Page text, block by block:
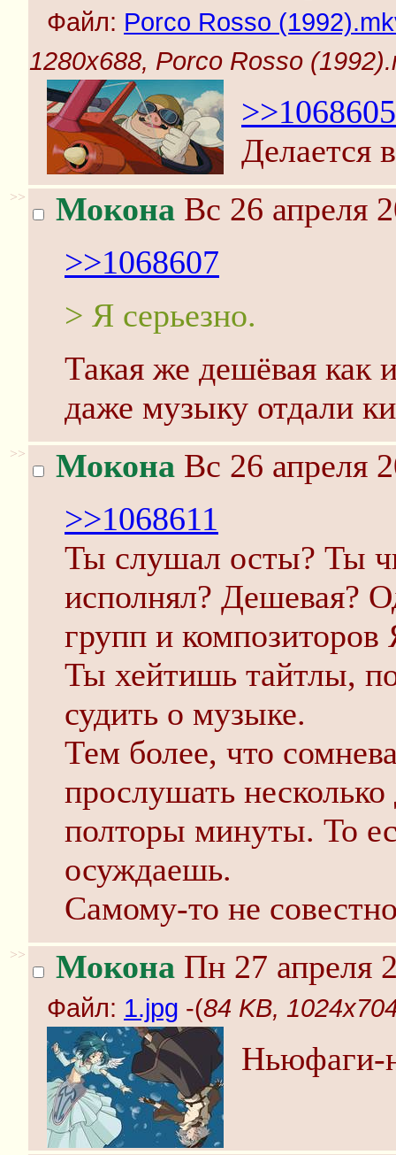
Файл: Porco Rosso
1280x688, Porco Rosso
>>1068605
Делается
>> Мокона Вс 26 апреля
>>1068607
> Я серьезно.
Такая же дешёвая как
даже музыку отдали
>> Мокона Вс 26 апреля
>>1068611
Ты слушал осты? Ты
исполнял? Дешевая?
групп и
Ты хейтишь тайтлы,
судить о музыке.
Тем более, что
прослушать
полторы минуты. То
осуждаешь.
Самому-то не
>> Мокона Пн 27 апреля
Файл: 1.jpg -(84 KB,
Ньюфаги-